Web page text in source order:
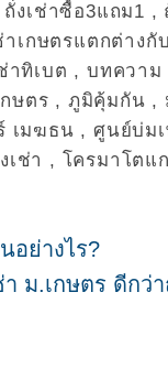
ถั่งเช่าซื้อ3แถม1 ,
าเกษตรแตกต่างกั
าทิเบต ,บทความ
ษตร , ภูมิคุ้มกัน ,
เมฆธน ,ศูนย์บ่มเ
เช่า , โครมาโตแ
อย่างไร?
า ม.เกษตร ดีกว่